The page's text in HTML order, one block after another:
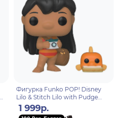
Фигурка Funko POP! Disney
Lilo & Stitch Lilo with Pudge
(1047) 55621
1 999р.